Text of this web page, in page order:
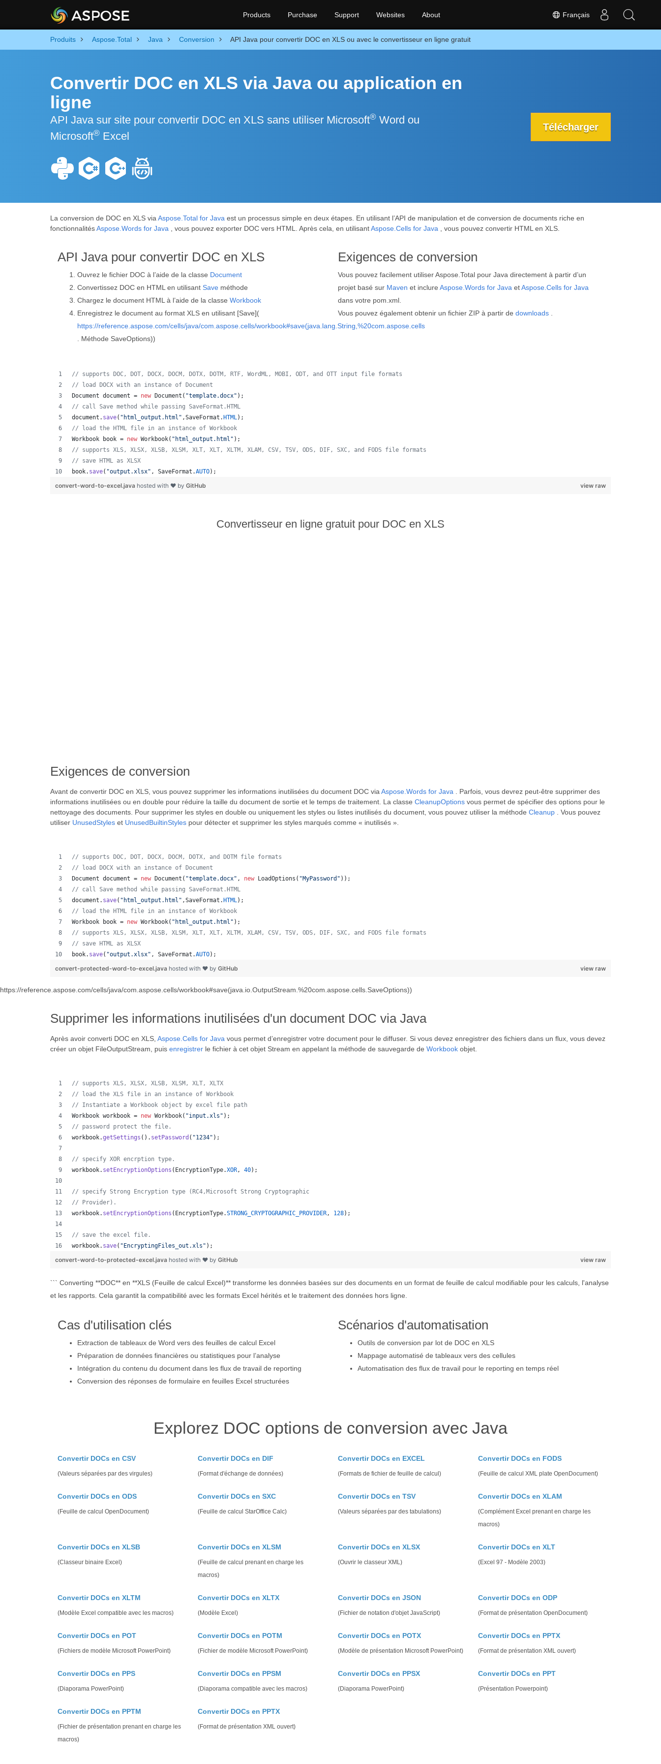
Français
Products Purchase Support Websites About
Produits Aspose.Total Java Conversion API Java pour convertir DOC en XLS ou avec le convertisseur en ligne gratuit
Convertir DOC en XLS via Java ou application en
ligne
API Java sur site pour convertir DOC en XLS sans utiliser Microsoft® Word ou
Microsoft® Excel
Télécharger
La conversion de DOC en XLS via Aspose.Total for Java est un processus simple en deux étapes. En utilisant l’API de manipulation et de conversion de documents riche en
fonctionnalitésAspose.Words for Java , vous pouvez exporter DOC vers HTML. Après cela, en utilisantAspose.Cells for Java , vous pouvez convertir HTML en XLS.
API Java pour convertir DOC en XLS
Ouvrez le fichier DOC à l’aide de la classe Document
Convertissez DOC en HTML en utilisant Save méthode
Chargez le document HTML à l’aide de la classe Workbook
Enregistrez le document au format XLS en utilisant [Save](
https://reference.aspose.com/cells/java/com.aspose.cells/workbook#save(java.lang.String,%20com.aspose.cells
. Méthode SaveOptions))
Exigences de conversion
Vous pouvez facilement utiliser Aspose.Total pour Java directement à partir d’un
projet basé sur Maven et inclure Aspose.Words for Java etAspose.Cells for Java
dans votre pom.xml.
Vous pouvez également obtenir un fichier ZIP à partir de downloads
// supports DOC, DOT, DOCX, DOCM, DOTX, DOTM, RTF, WordML, MOBI, ODT, and OTT input file formats
// load DOCX with an instance of Document
Document document = new Document ( "template.docx" );
// call Save method while passing SaveFormat.HTML
document . save( "html_output.html" ,SaveFormat . HTML);
// load the HTML file in an instance of Workbook
Workbook
book = new Workbook( "html_output.html" );
// supports XLS, XLSX, XLSB, XLSM, XLT, XLT, XLTM, XLAM, CSV, TSV, ODS, DIF, SXC, and FODS file formats
// save HTML as XLSX
book. save( "output.xlsx" , SaveFormat .AUTO);
view raw
convert-word-to-excel.java hosted with ❤ by GitHub
Convertisseur en ligne gratuit pour DOC en XLS
Exigences de conversion
Avant de convertir DOC en XLS, vous pouvez supprimer les informations inutilisées du document DOC via Aspose.Words for Java . Parfois, vous devrez peut-être supprimer des
informations inutilisées ou en double pour réduire la taille du document de sortie et le temps de traitement. La classe CleanupOptions vous permet de spécifier des options pour le
nettoyage des documents. Pour supprimer les styles en double ou uniquement les styles ou listes inutilisés du document, vous pouvez utiliser la méthode Cleanup . Vous pouvez
utiliser UnusedStyles et UnusedBuiltinStyles pour détecter et supprimer les styles marqués comme « inutilisés ».
// supports DOC, DOT, DOCX, DOCM, DOTX, and DOTM file formats
// load DOCX with an instance of Document
Document document = new Document ( "template.docx" , new LoadOptions ( "MyPassword" ));
// call Save method while passing SaveFormat.HTML
document . save( "html_output.html" ,SaveFormat . HTML);
// load the HTML file in an instance of Workbook
Workbook
book = new Workbook( "html_output.html" );
// supports XLS, XLSX, XLSB, XLSM, XLT, XLT, XLTM, XLAM, CSV, TSV, ODS, DIF, SXC, and FODS file formats
// save HTML as XLSX
book. save( "output.xlsx" , SaveFormat .AUTO);
view raw
convert-protected-word-to-excel.java hosted with ❤ by GitHub
https://reference.aspose.com/cells/java/com.aspose.cells/workbook#save(java.io.OutputStream.%20com.aspose.cells.SaveOptions))
Supprimer les informations inutilisées d'un document DOC via Java
Après avoir converti DOC en XLS, Aspose.Cells for Java vous permet d’enregistrer votre document pour le diffuser. Si vous devez enregistrer des fichiers dans un flux, vous devez
créer un objet FileOutputStream, puis enregistrer le fichier à cet objet Stream en appelant la méthode de sauvegarde de Workbook objet.
// supports XLS, XLSX, XLSB, XLSM, XLT, XLTX
// load the XLS file in an instance of Workbook
// Instantiate a Workbook object by excel file path
Workbook workbook = new Workbook( "input.xls" );
// password protect the file.
workbook.getSettings (). setPassword ( "1234" );
// specify XOR encrption type.
workbook. setEncryptionOptions ( EncryptionType.XOR, 40);
// specify Strong Encryption type (RC4,Microsoft Strong Cryptographic
// Provider).
workbook. setEncryptionOptions ( EncryptionType.STRONG_CRYPTOGRAPHIC_PROVIDER, 128);
// save the excel file.
workbook. save( "EncryptingFiles_out.xls" );
view raw
convert-word-to-protected-excel.java hosted with ❤ by GitHub
``` Converting **DOC** en **XLS (Feuille de calcul Excel)** transforme les données basées sur des documents en un format de feuille de calcul modifiable pour les calculs, l'analyse
et les rapports. Cela garantit la compatibilité avec les formats Excel hérités et le traitement des données hors ligne.
Cas d'utilisation clés
Extraction de tableaux de Word vers des feuilles de calcul Excel
Préparation de données financières ou statistiques pour l’analyse
Intégration du contenu du document dans les flux de travail de reporting
Conversion des réponses de formulaire en feuilles Excel structurées
Scénarios d'automatisation
Outils de conversion par lot de DOC en XLS
Mappage automatisé de tableaux vers des cellules
Automatisation des flux de travail pour le reporting en temps réel
Explorez DOC options de conversion avec Java
Convertir DOCs en CSV
(Valeurs séparées par des virgules)
Convertir DOCs en DIF
(Format d'échange de données)
Convertir DOCs en EXCEL
(Formats de fichier de feuille de calcul)
Convertir DOCs en FODS
(Feuille de calcul XML plate OpenDocument)
Convertir DOCs en ODS
(Feuille de calcul OpenDocument)
Convertir DOCs en SXC
(Feuille de calcul StarOffice Calc)
Convertir DOCs en TSV
(Valeurs séparées par des tabulations)
Convertir DOCs en XLAM
(Complément Excel prenant en charge les
macros)
Convertir DOCs en XLSB
(Classeur binaire Excel)
Convertir DOCs en XLSM
(Feuille de calcul prenant en charge les
macros)
Convertir DOCs en XLSX
(Ouvrir le classeur XML)
Convertir DOCs en XLT
(Excel 97 - Modèle 2003)
Convertir DOCs en XLTM
(Modèle Excel compatible avec les macros)
Convertir DOCs en XLTX
(Modèle Excel)
Convertir DOCs en JSON
(Fichier de notation d'objet JavaScript)
Convertir DOCs en ODP
(Format de présentation OpenDocument)
Convertir DOCs en POT
(Fichiers de modèle Microsoft PowerPoint)
Convertir DOCs en POTM
(Fichier de modèle Microsoft PowerPoint)
Convertir DOCs en POTX
(Modèle de présentation Microsoft PowerPoint)
Convertir DOCs en PPTX
(Format de présentation XML ouvert)
Convertir DOCs en PPS
(Diaporama PowerPoint)
Convertir DOCs en PPSM
(Diaporama compatible avec les macros)
Convertir DOCs en PPSX
(Diaporama PowerPoint)
Convertir DOCs en PPT
(Présentation Powerpoint)
Convertir DOCs en PPTM
(Fichier de présentation prenant en charge les
macros)
Convertir DOCs en PPTX
(Format de présentation XML ouvert)